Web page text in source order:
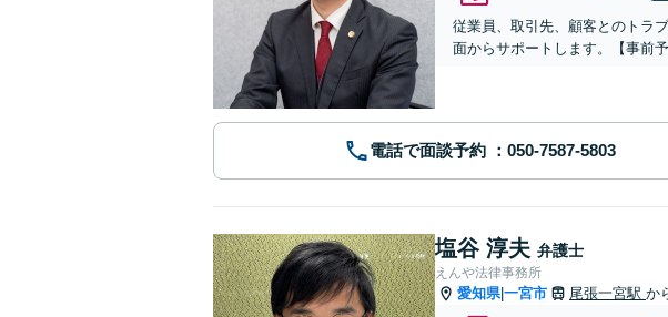
従業員、取引先、顧客とのトラ
面からサポートします。【事前
電話で面談予約
塩谷 淳夫 弁護士
えんや法律事務所
愛知県|一宮市 尾張一宮駅 か